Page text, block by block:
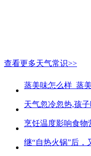
查看更多天气常识>>
蒸美味怎么样_蒸
烹饪温度影响食物